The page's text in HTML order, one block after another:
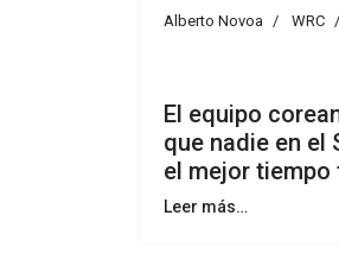
Alberto Novoa WRC
El equipo
que nadie en el
el mejor tiempo
Leer más…